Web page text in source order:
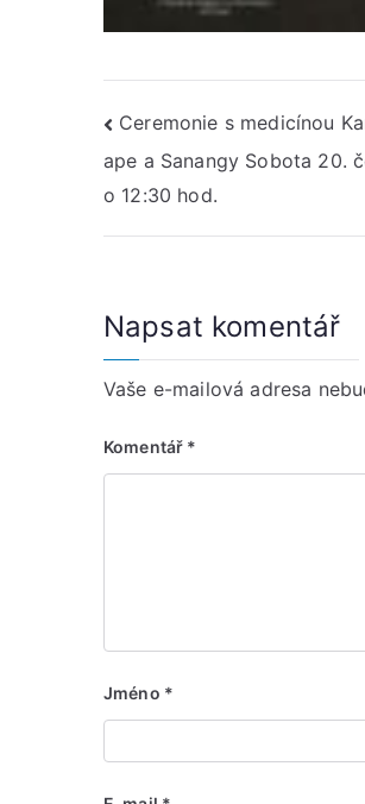
Navigace
pro
příspěvek
Ceremonie s medicínou
ape a Sanangy Sobota 20.
o 12:30 hod.
Napsat komentář
Vaše e-mailová adresa
Komentář *
Jméno *